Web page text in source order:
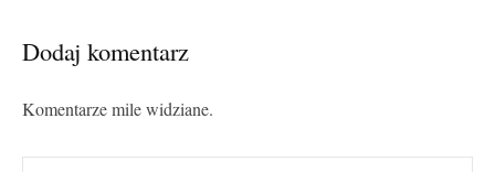
Dodaj komentarz
Komentarze mile widziane.